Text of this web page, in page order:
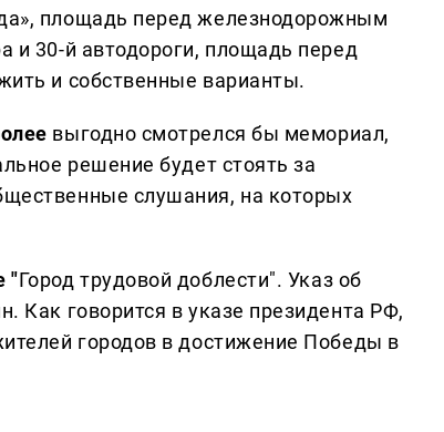
площадь перед железнодорожным
и 30-й автодороги, площадь перед
и собственные варианты.
выгодно смотрелся бы мемориал,
решение будет стоять за
слушания, на которых
"Город трудовой доблести". Указ об
Как говорится в указе президента РФ,
городов в достижение Победы в